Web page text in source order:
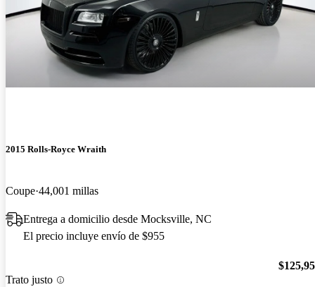
2015 Rolls-Royce Wraith
Coupe 44,001 millas
Entrega a domicilio desde Mocksville, NC
El precio incluye envío de $955
Trato justo